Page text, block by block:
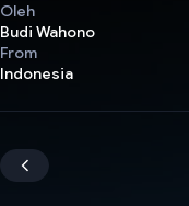
Oleh
Budi Wahono
From
Indonesia